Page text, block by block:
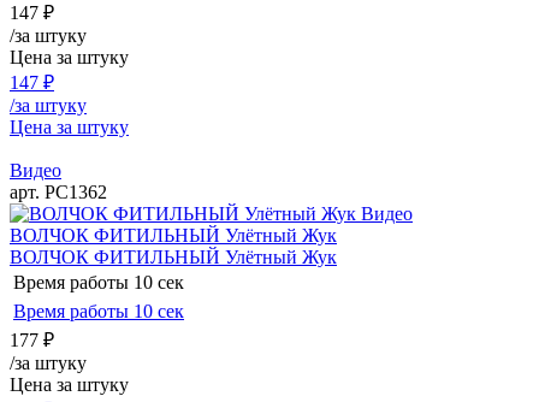
147 ₽
/за штуку
Цена за штуку
147 ₽
/за штуку
Цена за штуку
Видео
арт. РС1362
Видео
ВОЛЧОК ФИТИЛЬНЫЙ Улётный Жук
ВОЛЧОК ФИТИЛЬНЫЙ Улётный Жук
Время работы 10 сек
Время работы 10 сек
177 ₽
/за штуку
Цена за штуку